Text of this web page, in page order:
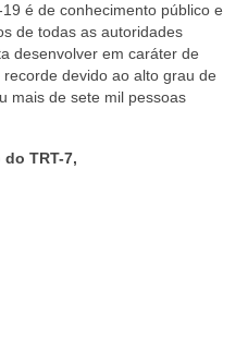
é de conhecimento público e
de todas as autoridades
desenvolver em caráter de
devido ao alto grau de
mais de sete mil pessoas
TRT-7,